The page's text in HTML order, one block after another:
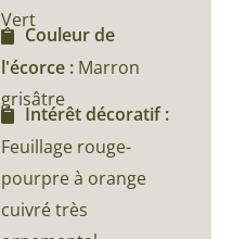
Vert
Couleur de
l'écorce : Marron
grisâtre
Intérêt décoratif :
Feuillage rouge-
pourpre à orange
cuivré très